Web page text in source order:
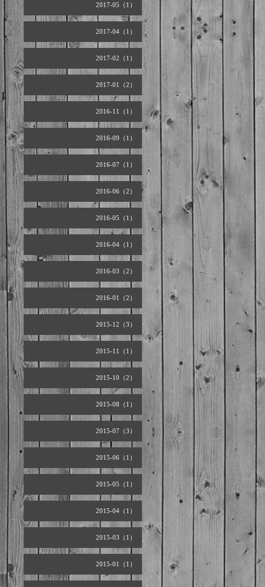
2017-05（1）
2017-04（1）
2017-02（1）
2017-01（2）
2016-11（1）
2016-09（1）
2016-07（1）
2016-06（2）
2016-05（1）
2016-04（1）
2016-03（2）
2016-01（2）
2015-12（3）
2015-11（1）
2015-10（2）
2015-08（1）
2015-07（3）
2015-06（1）
2015-05（1）
2015-04（1）
2015-03（1）
2015-01（1）